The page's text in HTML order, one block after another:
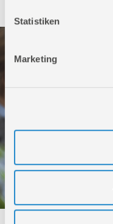
Statistiken
Marketing